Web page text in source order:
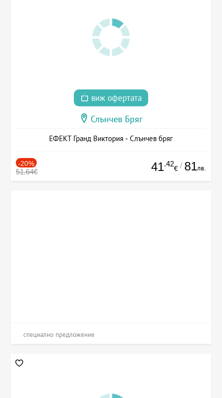
виж офертата
Слънчев Бряг
ЕФЕКТ Гранд Виктория - Слънчев бряг
-20%
51.64€ 41.42
€ / 81лв.
специално предложение